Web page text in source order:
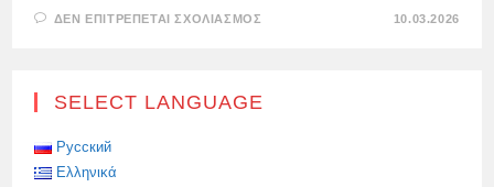
ΔΕΝ ΕΠΙΤΡΈΠΕΤΑΙ ΣΧΟΛΙΑΣΜΌΣ
ΤΗΝ
10.03.2026
SELECT LANGUAGE
Русский
Ελληνικά